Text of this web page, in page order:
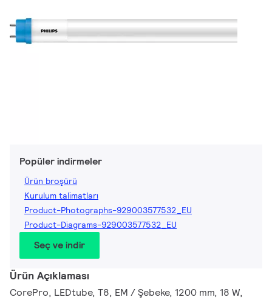
Popüler indirmeler
Ürün broşürü
Kurulum talimatları
Product-Photographs-929003577532_EU
Product-Diagrams-929003577532_EU
Seç ve indir
Ürün Açıklaması
CorePro, LEDtube, T8, EM / Şebeke, 1200 mm, 18 W,